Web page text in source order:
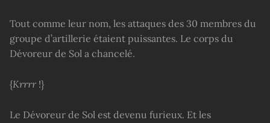
Tout comme leur nom, les attaques des 30 membres du
groupe d’artillerie étaient puissantes. Le corps du
Dévoreur de Sol a chancelé.
{Krrrr !}
Le Dévoreur de Sol est devenu furieux. Et les